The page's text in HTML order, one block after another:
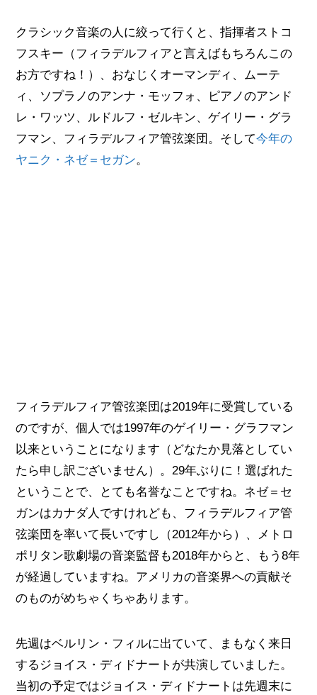
クラシック音楽の人に絞って行くと、指揮者ストコ
フスキー（フィラデルフィアと言えばもちろんこの
お方ですね！）、おなじくオーマンディ、ムーテ
ィ、ソプラノのアンナ・モッフォ、ピアノのアンド
レ・ワッツ、ルドルフ・ゼルキン、ゲイリー・グラ
フマン、フィラデルフィア管弦楽団。そして今年の
ヤニク・ネゼ＝セガン。
フィラデルフィア管弦楽団は2019年に受賞している
のですが、個人では1997年のゲイリー・グラフマン
以来ということになります（どなたか見落としてい
たら申し訳ございません）。29年ぶりに！選ばれた
ということで、とても名誉なことですね。ネゼ＝セ
ガンはカナダ人ですけれども、フィラデルフィア管
弦楽団を率いて長いですし（2012年から）、メトロ
ポリタン歌劇場の音楽監督も2018年からと、もう8年
が経過していますね。アメリカの音楽界への貢献そ
のものがめちゃくちゃあります。
先週はベルリン・フィルに出ていて、まもなく来日
するジョイス・ディドナートが共演していました。
当初の予定ではジョイス・ディドナートは先週末に